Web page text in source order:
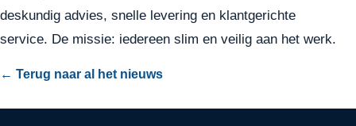
deskundig advies, snelle levering en klantgerichte
service. De missie: iedereen slim en veilig aan het werk.
← Terug naar al het nieuws